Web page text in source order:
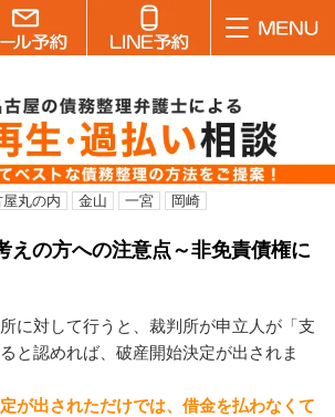
屋丸の内 金山 一宮 岡崎
えの方への注意点～非免責債権に
に対して行うと、裁判所が申立人が「支
と認めれば、破産開始決定が出されま
が出されただけでは、借金を払わなくて